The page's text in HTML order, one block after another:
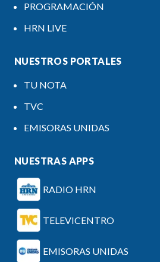
PROGRAMACIÓN
HRN LIVE
NUESTROS PORTALES
TU NOTA
TVC
EMISORAS UNIDAS
NUESTRAS APPS
RADIO HRN
TELEVICENTRO
EMISORAS UNIDAS